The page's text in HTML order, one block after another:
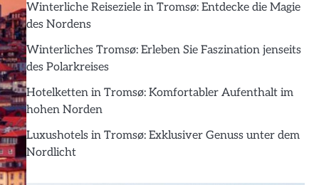
Winterliche Reiseziele in Tromsø: Entdecke die Magie
des Nordens
Winterliches Tromsø: Erleben Sie Faszination jenseits
des Polarkreises
Hotelketten in Tromsø: Komfortabler Aufenthalt im
hohen Norden
Luxushotels in Tromsø: Exklusiver Genuss unter dem
Nordlicht